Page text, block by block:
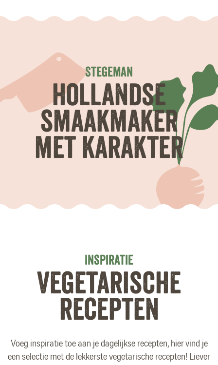
Stegeman
hollandse
smaakmaker
met karakter
Inspiratie
Vegetarische
recepten
Voeg inspiratie toe aan je dagelijkse recepten, hier vind je
een selectie met de lekkerste vegetarische recepten! Liever